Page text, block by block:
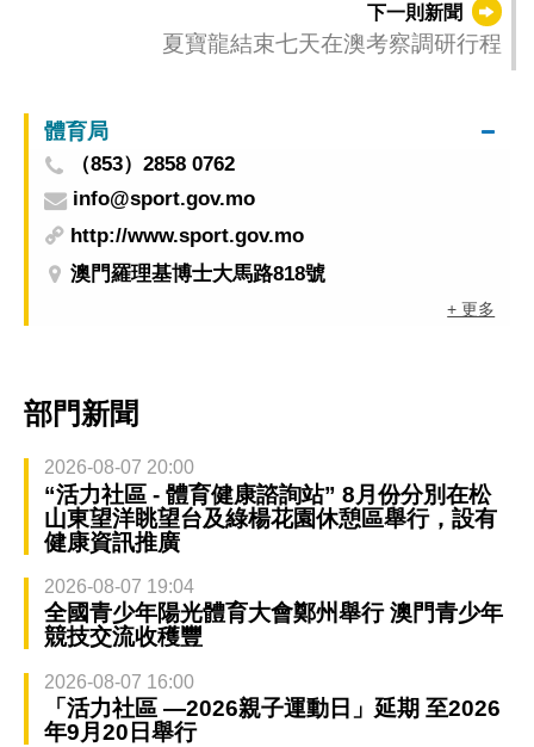
下一則新聞
夏寶龍結束七天在澳考察調研行程
體育局
（853）2858 0762
info@sport.gov.mo
http://www.sport.gov.mo
澳門羅理基博士大馬路818號
+ 更多
部門新聞
2026-08-07 20:00
“活力社區 - 體育健康諮詢站” 8月份分別在松
山東望洋眺望台及綠楊花園休憩區舉行，設有
健康資訊推廣
2026-08-07 19:04
全國青少年陽光體育大會鄭州舉行 澳門青少年
競技交流收穫豐
2026-08-07 16:00
「活力社區 —2026親子運動日」延期 至2026
年9月20日舉行